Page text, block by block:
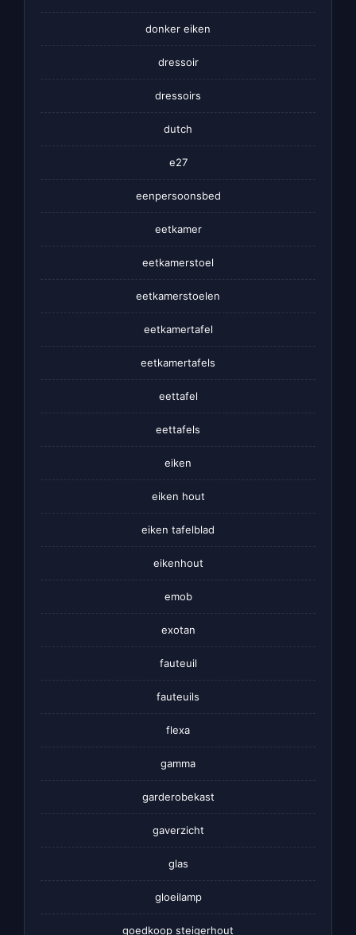
donker eiken
dressoir
dressoirs
dutch
e27
eenpersoonsbed
eetkamer
eetkamerstoel
eetkamerstoelen
eetkamertafel
eetkamertafels
eettafel
eettafels
eiken
eiken hout
eiken tafelblad
eikenhout
emob
exotan
fauteuil
fauteuils
flexa
gamma
garderobekast
gaverzicht
glas
gloeilamp
goedkoop steigerhout